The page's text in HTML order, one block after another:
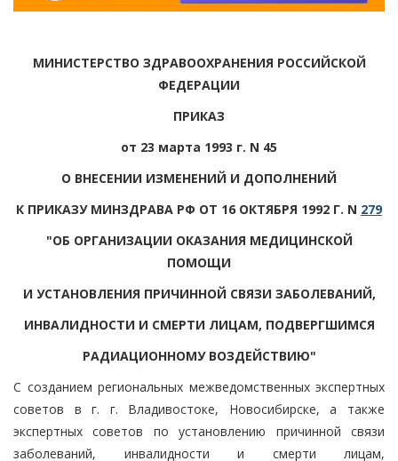
МИНИСТЕРСТВО ЗДРАВООХРАНЕНИЯ РОССИЙСКОЙ
ФЕДЕРАЦИИ
ПРИКАЗ
от 23 марта 1993 г. N 45
О ВНЕСЕНИИ ИЗМЕНЕНИЙ И ДОПОЛНЕНИЙ
К ПРИКАЗУ МИНЗДРАВА РФ ОТ 16 ОКТЯБРЯ 1992 Г. N 279
"ОБ ОРГАНИЗАЦИИ ОКАЗАНИЯ МЕДИЦИНСКОЙ
ПОМОЩИ
И УСТАНОВЛЕНИЯ ПРИЧИННОЙ СВЯЗИ ЗАБОЛЕВАНИЙ,
ИНВАЛИДНОСТИ И СМЕРТИ ЛИЦАМ, ПОДВЕРГШИМСЯ
РАДИАЦИОННОМУ ВОЗДЕЙСТВИЮ"
С созданием региональных межведомственных экспертных
советов в г. г. Владивостоке, Новосибирске, а также
экспертных советов по установлению причинной связи
заболеваний, инвалидности и смерти лицам,